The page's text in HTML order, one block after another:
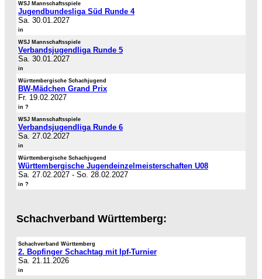
WSJ Mannschaftsspiele
Jugendbundesliga Süd Runde 4
Sa. 30.01.2027
in
WSJ Mannschaftsspiele
Verbandsjugendliga Runde 5
Sa. 30.01.2027
in
Württembergische Schachjugend
BW-Mädchen Grand Prix
Fr. 19.02.2027
in ?
WSJ Mannschaftsspiele
Verbandsjugendliga Runde 6
Sa. 27.02.2027
in
Württembergische Schachjugend
Württembergische Jugendeinzelmeisterschaften U08
Sa. 27.02.2027 - So. 28.02.2027
in ?
Schachverband Württemberg:
Schachverband Württemberg
2. Bopfinger Schachtag mit Ipf-Turnier
Sa. 21.11.2026
in